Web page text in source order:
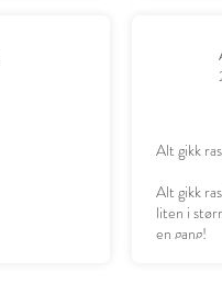
Alt gikk
Alt gikk
liten i
en gang!